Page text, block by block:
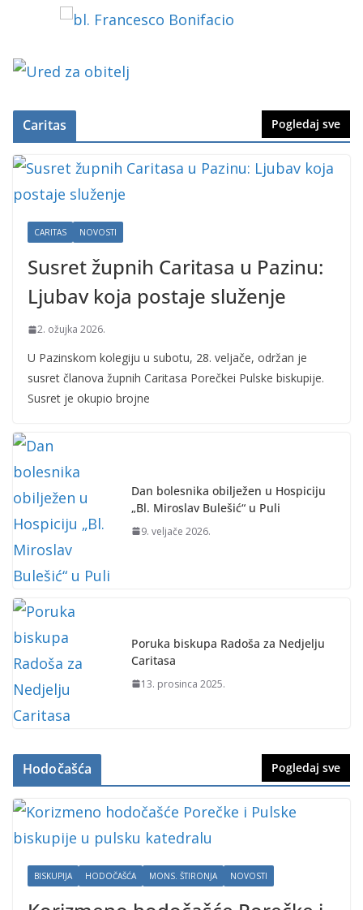
Caritas Pogledaj sve
CARITAS NOVOSTI
Susret župnih Caritasa u Pazinu:
Ljubav koja postaje služenje
2. ožujka 2026.
U Pazinskom kolegiju u subotu, 28. veljače, održan je
susret članova župnih Caritasa Porečkei Pulske biskupije.
Susret je okupio brojne
Dan bolesnika obilježen u Hospiciju
„Bl. Miroslav Bulešić“ u Puli
9. veljače 2026.
Poruka biskupa Radoša za Nedjelju
Caritasa
13. prosinca 2025.
Hodočašća Pogledaj sve
BISKUPIJA HODOČAŠĆA MONS. ŠTIRONJA NOVOSTI